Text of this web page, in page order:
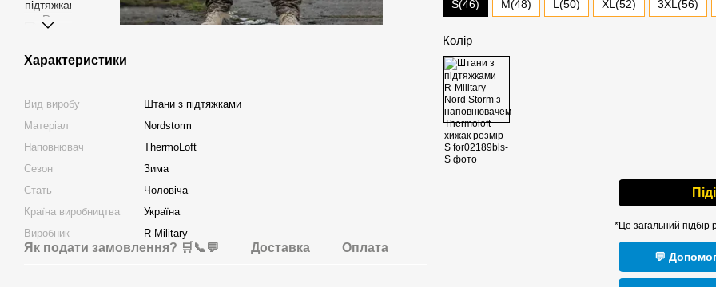
Характеристики
Вид виробу
Штани з підтяжками
Матеріал
Nordstorm
Наповнювач
ThermoLoft
Сезон
Зима
Стать
Чоловіча
Країна виробництва
Україна
Виробник
R-Military
Як подати замовлення? 🛒📞💬 Доставка Оплата
S(46) M(48) L(50) XL(52) 3XL(56)
Колір
*Це загальний підбір
💬